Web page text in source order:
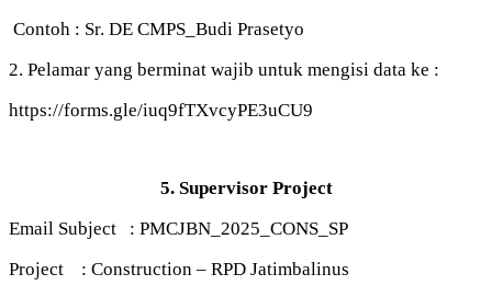
Contoh : Sr. DE CMPS_Budi Prasetyo
2. Pelamar yang berminat wajib untuk mengisi data ke :
https://forms.gle/iuq9fTXvcyPE3uCU9
5. Supervisor Project
Email Subject : PMCJBN_2025_CONS_SP
Project : Construction – RPD Jatimbalinus